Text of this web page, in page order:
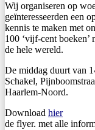
Wij organiseren op
geïnteresseerden een
kennis te maken met
100 ‘vijf-cent boeken’
de hele wereld.
De middag duurt van
Schakel,
Haarlem-Noord.
Download hier
de flyer. met alle